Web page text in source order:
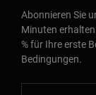
Abonnieren Sie
Minuten
% für Ihre erste
Bedingungen.